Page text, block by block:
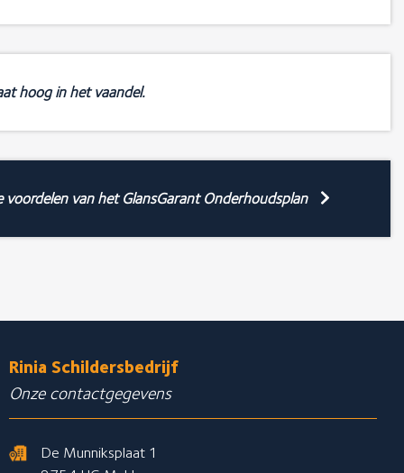
hoog in het vaandel.
voordelen van het GlansGarant Onderhoudsplan
Rinia Schildersbedrijf
Onze contactgegevens
De Munniksplaat 1